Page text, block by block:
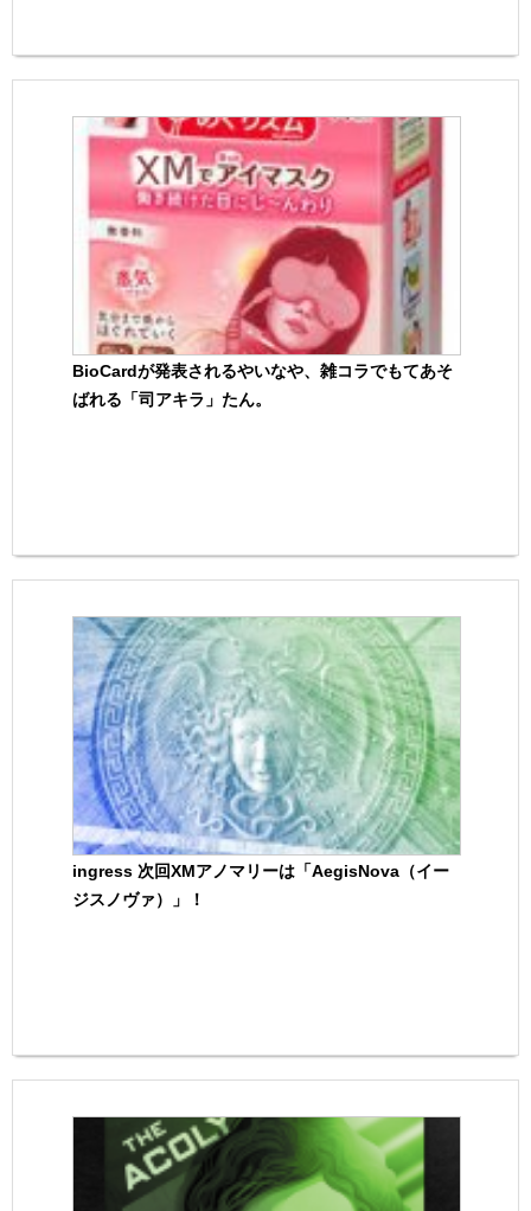
BioCardが発表されるやいなや、雑コラでもてあそ
ばれる「司アキラ」たん。
ingress 次回XMアノマリーは「AegisNova（イー
ジスノヴァ）」！